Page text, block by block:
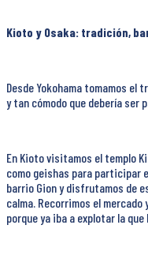
Kioto y Osaka: tradición,
Desde Yokohama tomamos el
y tan cómodo que debería ser
En Kioto visitamos el templo
como geishas para participar
barrio Gion y disfrutamos de
calma. Recorrimos el
porque ya iba a explotar la que